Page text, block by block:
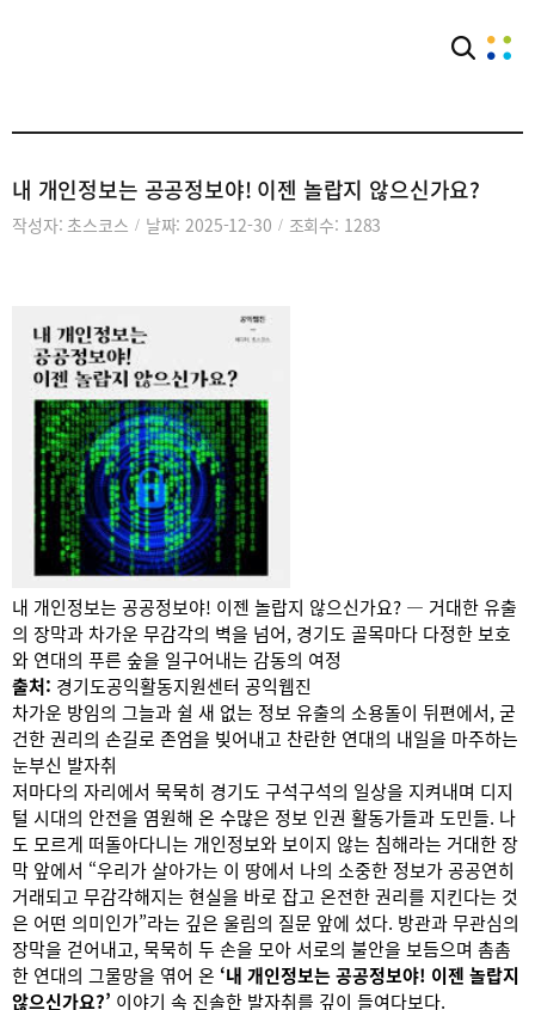
내 개인정보는 공공정보야! 이젠 놀랍지 않으신가요?
작성자: 초스코스 / 날짜: 2025-12-30 / 조회수: 1283
내 개인정보는 공공정보야! 이젠 놀랍지 않으신가요? — 거대한 유출
의 장막과 차가운 무감각의 벽을 넘어, 경기도 골목마다 다정한 보호
와 연대의 푸른 숲을 일구어내는 감동의 여정
출처: 경기도공익활동지원센터 공익웹진
차가운 방임의 그늘과 쉴 새 없는 정보 유출의 소용돌이 뒤편에서, 굳
건한 권리의 손길로 존엄을 빚어내고 찬란한 연대의 내일을 마주하는
눈부신 발자취
저마다의 자리에서 묵묵히 경기도 구석구석의 일상을 지켜내며 디지
털 시대의 안전을 염원해 온 수많은 정보 인권 활동가들과 도민들. 나
도 모르게 떠돌아다니는 개인정보와 보이지 않는 침해라는 거대한 장
막 앞에서 “우리가 살아가는 이 땅에서 나의 소중한 정보가 공공연히
거래되고 무감각해지는 현실을 바로 잡고 온전한 권리를 지킨다는 것
은 어떤 의미인가”라는 깊은 울림의 질문 앞에 섰다. 방관과 무관심의
장막을 걷어내고, 묵묵히 두 손을 모아 서로의 불안을 보듬으며 촘촘
한 연대의 그물망을 엮어 온 ‘내 개인정보는 공공정보야! 이젠 놀랍지
않으신가요?’ 이야기 속 진솔한 발자취를 깊이 들여다보다.